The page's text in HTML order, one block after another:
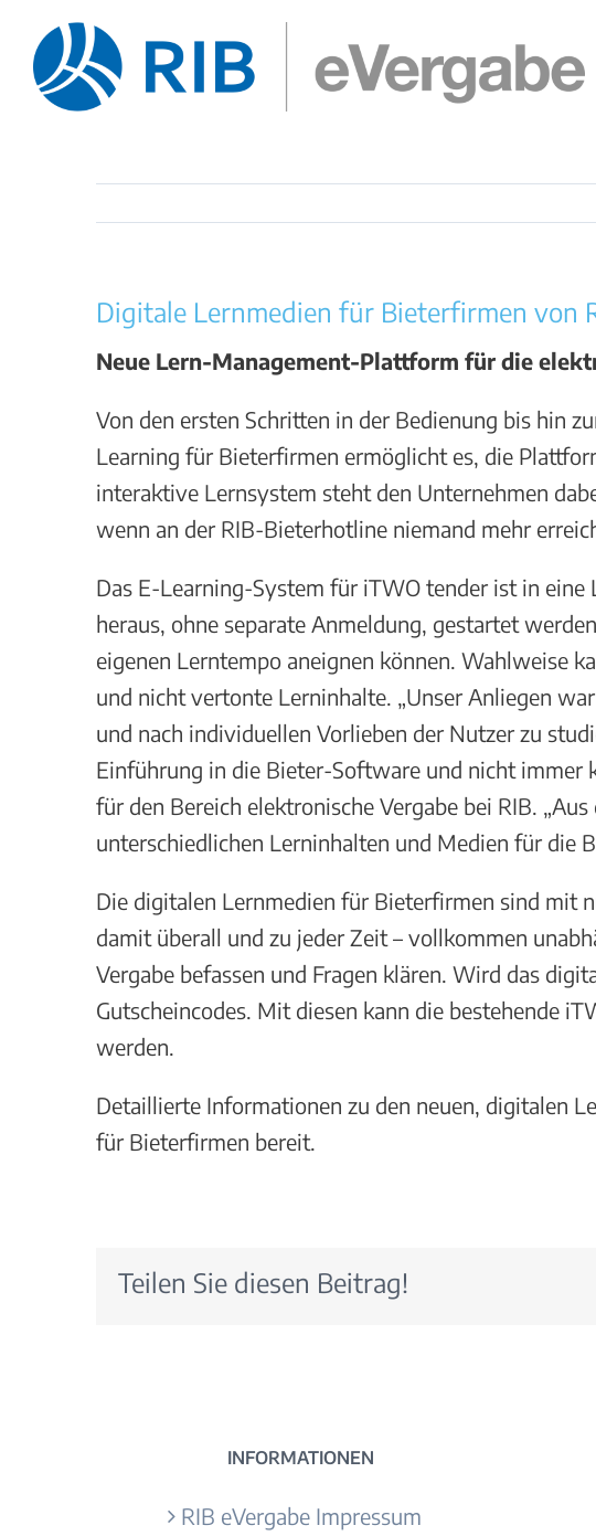
Inhalt
springen
Digitale Lernmedien für Bieterfirmen von
Neue Lern-Management-Plattform für die
Von den ersten Schritten in der Bedienung bis hin
Learning für Bieterfirmen ermöglicht es, die
interaktive Lernsystem steht den Unternehmen
wenn an der RIB-Bieterhotline niemand mehr
Das E-Learning-System für iTWO tender ist in
heraus, ohne separate Anmeldung, gestartet
eigenen Lerntempo aneignen können. Wahlweise
und nicht vertonte Lerninhalte. „Unser Anliegen
und nach individuellen Vorlieben der Nutzer zu
Einführung in die Bieter-Software und nicht immer
für den Bereich elektronische Vergabe bei RIB.
unterschiedlichen Lerninhalten und Medien für die
Die digitalen Lernmedien für Bieterfirmen sind mit
damit überall und zu jeder Zeit – vollkommen
Vergabe befassen und Fragen klären. Wird das
Gutscheincodes. Mit diesen kann die bestehende
werden.
Detaillierte Informationen zu den neuen, digitalen
für Bieterfirmen bereit.
Teilen Sie diesen Beitrag!
INFORMATIONEN
RIB eVergabe Impressum